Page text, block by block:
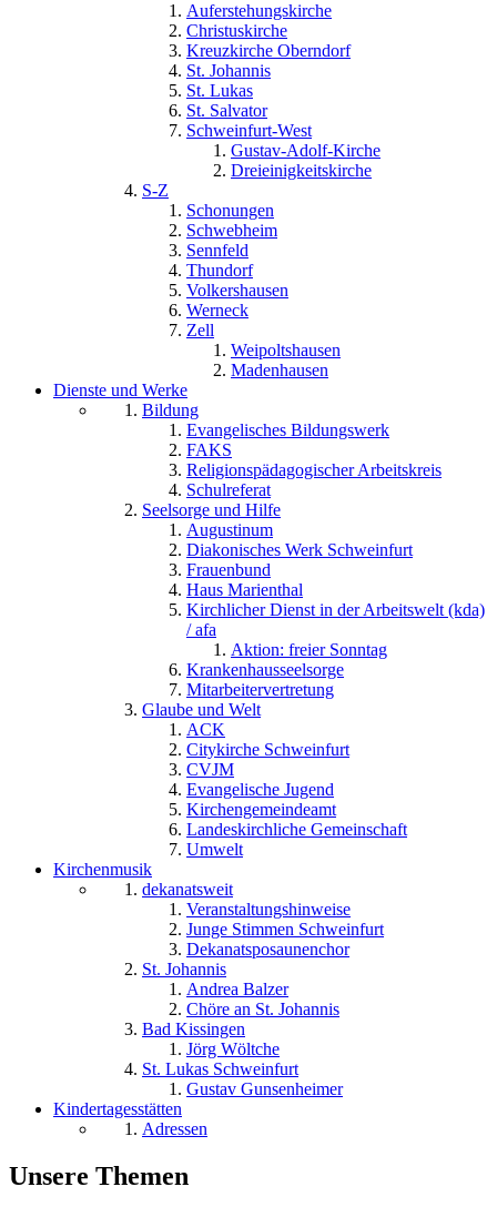
Auferstehungskirche
Christuskirche
Kreuzkirche Oberndorf
St. Johannis
St. Lukas
St. Salvator
Schweinfurt-West
Gustav-Adolf-Kirche
Dreieinigkeitskirche
S-Z
Schonungen
Schwebheim
Sennfeld
Thundorf
Volkershausen
Werneck
Zell
Weipoltshausen
Madenhausen
Dienste und Werke
Bildung
Evangelisches Bildungswerk
FAKS
Religionspädagogischer Arbeitskreis
Schulreferat
Seelsorge und Hilfe
Augustinum
Diakonisches Werk Schweinfurt
Frauenbund
Haus Marienthal
Kirchlicher Dienst in der Arbeitswelt (kda)
/ afa
Aktion: freier Sonntag
Krankenhausseelsorge
Mitarbeitervertretung
Glaube und Welt
ACK
Citykirche Schweinfurt
CVJM
Evangelische Jugend
Kirchengemeindeamt
Landeskirchliche Gemeinschaft
Umwelt
Kirchenmusik
dekanatsweit
Veranstaltungshinweise
Junge Stimmen Schweinfurt
Dekanatsposaunenchor
St. Johannis
Andrea Balzer
Chöre an St. Johannis
Bad Kissingen
Jörg Wöltche
St. Lukas Schweinfurt
Gustav Gunsenheimer
Kindertagesstätten
Adressen
Unsere Themen